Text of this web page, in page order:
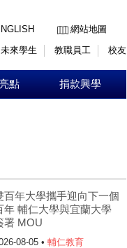
網站地圖
未來學生 教職員工 校友
點 捐款興學
百年大學攜手迎向下一個
年 輔仁大學與宜蘭大學
署 MOU
08-05 • 輔仁教育